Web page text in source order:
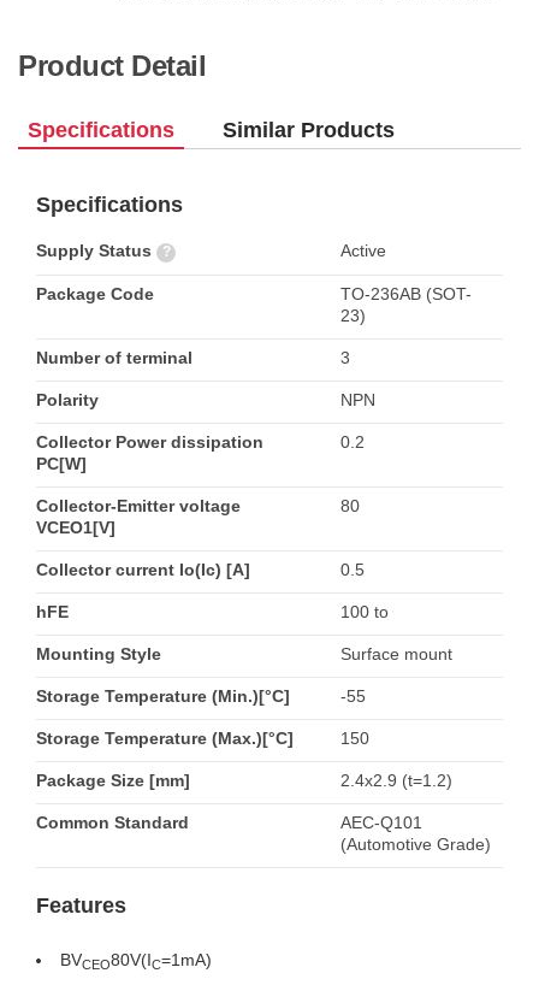
Product Detail
Specifications Similar Products
Specifications
Supply Status ? Active
Package Code
TO-236AB (SOT-
23)
Number of terminal 3
Polarity NPN
Collector Power dissipation
PC[W]
0.2
Collector-Emitter voltage
VCEO1[V]
80
Collector current Io(Ic) [A] 0.5
hFE 100 to
Mounting Style Surface mount
Storage Temperature (Min.)[°C] -55
Storage Temperature (Max.)[°C] 150
Package Size [mm] 2.4x2.9 (t=1.2)
Common Standard
AEC-Q101
(Automotive Grade)
Features
BVCEO80V(IC=1mA)